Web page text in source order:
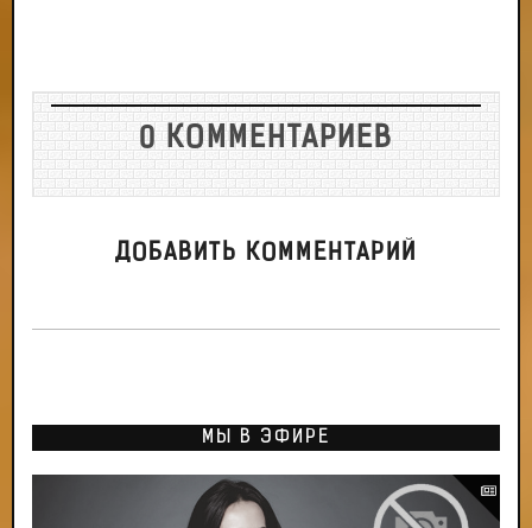
0 КОММЕНТАРИЕВ
ДОБАВИТЬ КОММЕНТАРИЙ
МЫ В ЭФИРЕ